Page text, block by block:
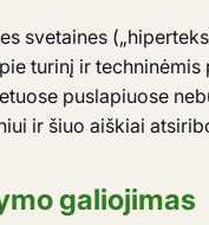
svetaines
turinį ir
puslapiuose
ir šiuo aiškiai
galiojimas